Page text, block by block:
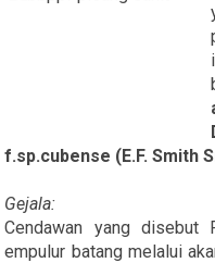
f.sp.cubense (E.F. Smith
Gejala:
Cendawan yang disebut
empulur batang melalui